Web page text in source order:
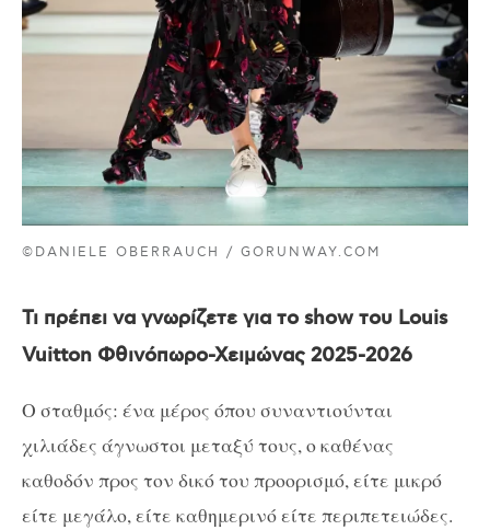
©DANIELE OBERRAUCH / GORUNWAY.COM
Τι πρέπει να γνωρίζετε για το show του Louis
Vuitton Φθινόπωρο-Χειμώνας 2025-2026
Ο σταθμός: ένα μέρος όπου συναντιούνται
χιλιάδες άγνωστοι μεταξύ τους, ο καθένας
καθοδόν προς τον δικό του προορισμό, είτε μικρό
είτε μεγάλο, είτε καθημερινό είτε περιπετειώδες.